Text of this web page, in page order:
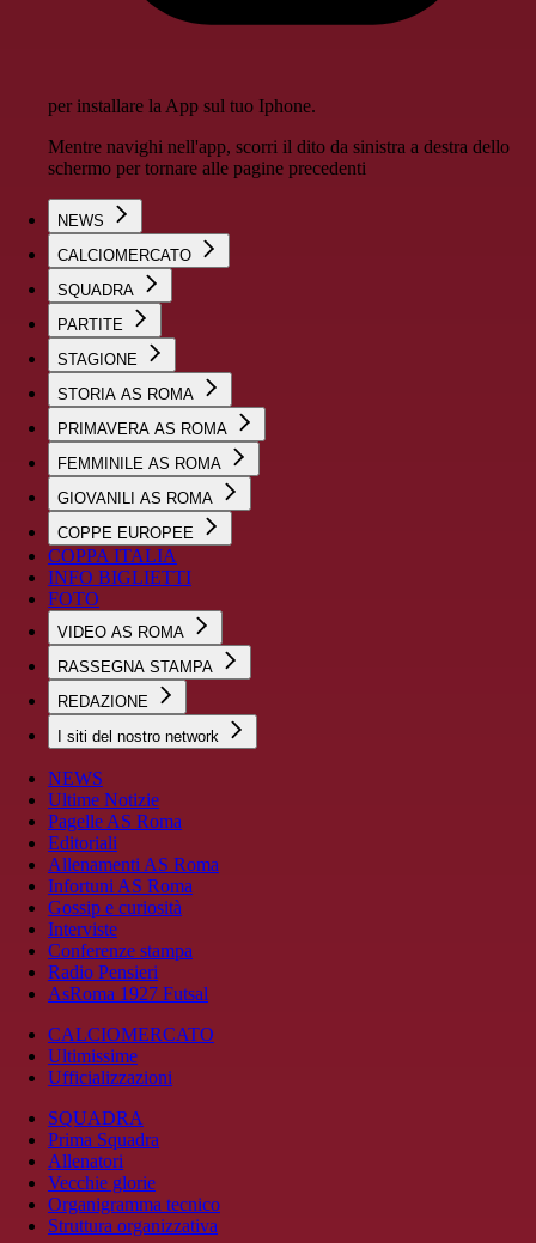
per installare la App sul tuo Iphone.
Mentre navighi nell'app, scorri il dito da sinistra a destra dello
schermo per tornare alle pagine precedenti
NEWS
CALCIOMERCATO
SQUADRA
PARTITE
STAGIONE
STORIA AS ROMA
PRIMAVERA AS ROMA
FEMMINILE AS ROMA
GIOVANILI AS ROMA
COPPE EUROPEE
COPPA ITALIA
INFO BIGLIETTI
FOTO
VIDEO AS ROMA
RASSEGNA STAMPA
REDAZIONE
I siti del nostro network
NEWS
Ultime Notizie
Pagelle AS Roma
Editoriali
Allenamenti AS Roma
Infortuni AS Roma
Gossip e curiosità
Interviste
Conferenze stampa
Radio Pensieri
AsRoma 1927 Futsal
CALCIOMERCATO
Ultimissime
Ufficializzazioni
SQUADRA
Prima Squadra
Allenatori
Vecchie glorie
Organigramma tecnico
Struttura organizzativa